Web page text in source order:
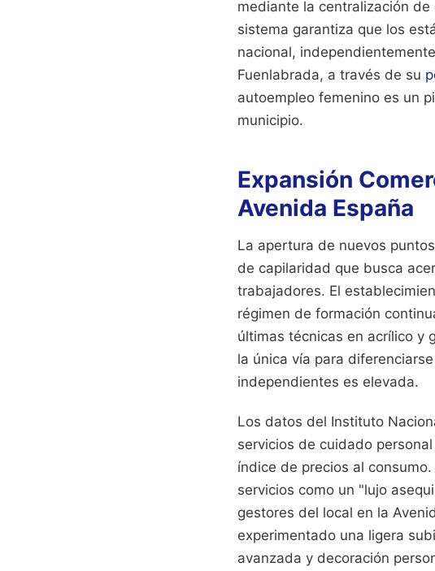
mediante la centralización
sistema garantiza que los
nacional,
Fuenlabrada, a través de su
autoempleo femenino es un
municipio.
Expansión
Avenida España
La apertura de nuevos
de capilaridad que busca
trabajadores. El
régimen de formación
últimas técnicas en acrílico y
la única vía para
independientes es elevada.
Los datos del Instituto
servicios de cuidado
índice de precios al
servicios como un "lujo
gestores del local en la
experimentado una ligera
avanzada y decoración